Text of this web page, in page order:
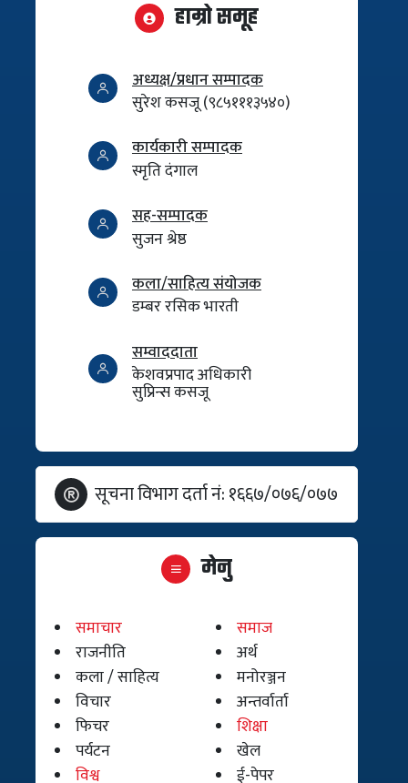
हाम्रो समूह
अध्यक्ष/प्रधान सम्पादक
सुरेश कसजू (९८५१११३५४०)
कार्यकारी सम्पादक
स्मृति दंगाल
सह-सम्पादक
सुजन श्रेष्ठ
कला/साहित्य संयोजक
डम्बर रसिक भारती
सम्वाददाता
केशवप्रपाद अधिकारी
सुप्रिन्स कसजू
सूचना विभाग दर्ता नं: १६६७/०७६/०७७
मेनु
समाचार
समाज
राजनीति
अर्थ
कला / साहित्य
मनोरञ्जन
विचार
अन्तर्वार्ता
फिचर
शिक्षा
पर्यटन
खेल
विश्व
ई-पेपर